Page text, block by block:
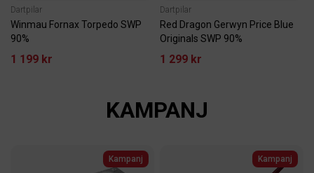
Dartpilar
Winmau Fornax Torpedo SWP
90%
1 199 kr
Dartpilar
Red Dragon Gerwyn Price Blue
Originals SWP 90%
1 299 kr
KAMPANJ
Kampanj Kampanj